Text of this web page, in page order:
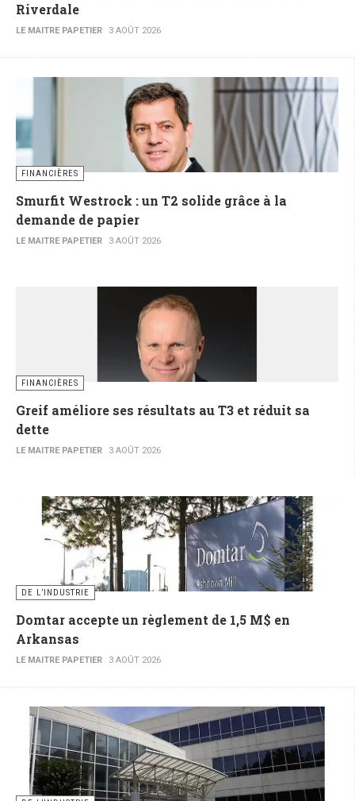
Riverdale
LE MAITRE PAPETIER 3 AOÛT 2026
FINANCIÈRES
Smurfit Westrock : un T2 solide grâce à la
demande de papier
LE MAITRE PAPETIER 3 AOÛT 2026
FINANCIÈRES
Greif améliore ses résultats au T3 et réduit sa
dette
LE MAITRE PAPETIER 3 AOÛT 2026
DE L’INDUSTRIE
Domtar accepte un règlement de 1,5 M$ en
Arkansas
LE MAITRE PAPETIER 3 AOÛT 2026